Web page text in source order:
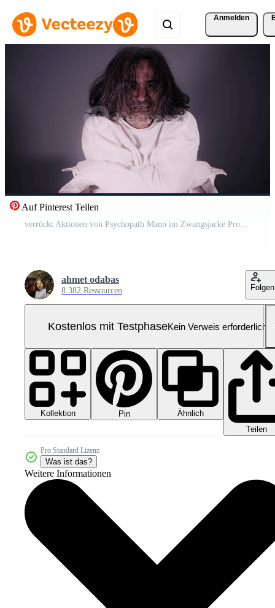
Anmelden
Auf Pinterest Teilen
verrückt Aktionen von Psychopath Mann im Zwangsjacke Pro Video
ahmet odabas
8.382 Ressourcen Folgen
Kostenlos mit TestphaseKein Verweis erforderlich
Kollektion Pin
Ähnlich
Teilen
Pro Standard Lizenz
Was ist das?
Weitere Informationen